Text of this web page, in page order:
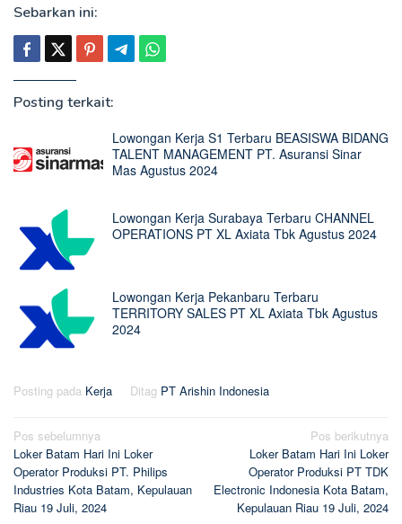
Sebarkan ini:
Posting terkait:
Lowongan Kerja S1 Terbaru BEASISWA BIDANG
TALENT MANAGEMENT PT. Asuransi Sinar
Mas Agustus 2024
Lowongan Kerja Surabaya Terbaru CHANNEL
OPERATIONS PT XL Axiata Tbk Agustus 2024
Lowongan Kerja Pekanbaru Terbaru
TERRITORY SALES PT XL Axiata Tbk Agustus
2024
Posting pada Kerja Ditag PT Arishin Indonesia
Navigasi
pos
Pos sebelumnya
Loker Batam Hari Ini Loker
Operator Produksi PT. Philips
Industries Kota Batam, Kepulauan
Riau 19 Juli, 2024
Pos berikutnya
Loker Batam Hari Ini Loker
Operator Produksi PT TDK
Electronic Indonesia Kota Batam,
Kepulauan Riau 19 Juli, 2024